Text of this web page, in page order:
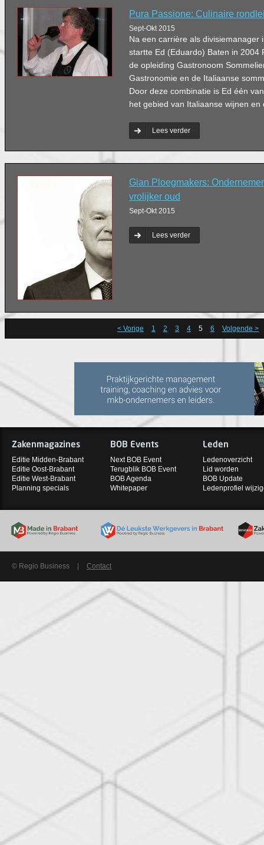
Pura Passione: Culinaire
Sept-Okt 2015
Na een carrière als divisiemanager
startte Ed (Eduardo) Baten in 2004
de opleiding Gastronoom
Gastronomie en de Italiaanse
Door deze combinatie is Ed één
het gebied van Italiaanse wijnen
Lees verder
Gian Ploegmakers:
vrolijker oud
Sept-Okt 2015
Lees verder
< Vorige 1 2 3 4 5 6 Volgende >
Zakenmagazines
Editie Midden-Brabant
Editie Oost-Brabant
Editie West-Brabant
Planning specials
BOB Events
Next BOB Event
Terugblik BOB Event
BOB Agenda
Whitepaper
Leden
Ledenoverzicht
Lid worden
BOB Update
Ledenprofiel
© Regio Business Contact